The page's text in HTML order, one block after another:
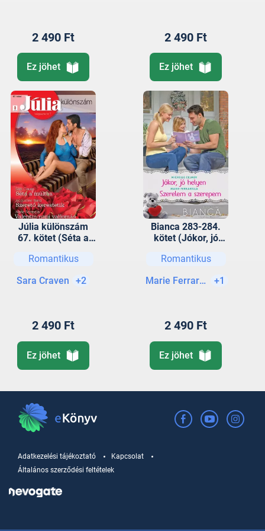
2 490 Ft
Ez jöhet
2 490 Ft
Ez jöhet
Júlia különszám
67. kötet (Séta a
kerestetik,
vallomás)
Romantikus
Sara Craven
+2
2 490 Ft
Ez jöhet
Bianca 283-284.
kötet (Jókor, jó
szerepem)
Romantikus
Marie Ferrarella+1
2 490 Ft
Ez jöhet
Adatkezelési tájékoztató
Kapcsolat
Általános szerződési feltételek